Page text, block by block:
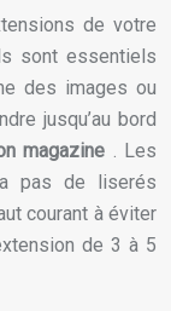
de votre
sont essentiels
des images ou
jusqu’au bord
magazine . Les
pas de liserés
courant à éviter
de 3 à 5